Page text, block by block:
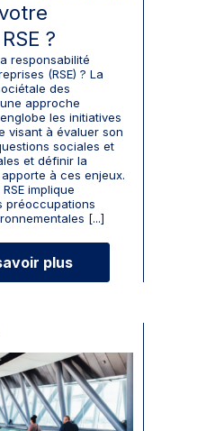
?
responsabilité
(RSE) ? La
des
approche
les initiatives
visant à évaluer son
sociales et
et définir la
apporte à ces enjeux.
implique
préoccupations
[...]
plus